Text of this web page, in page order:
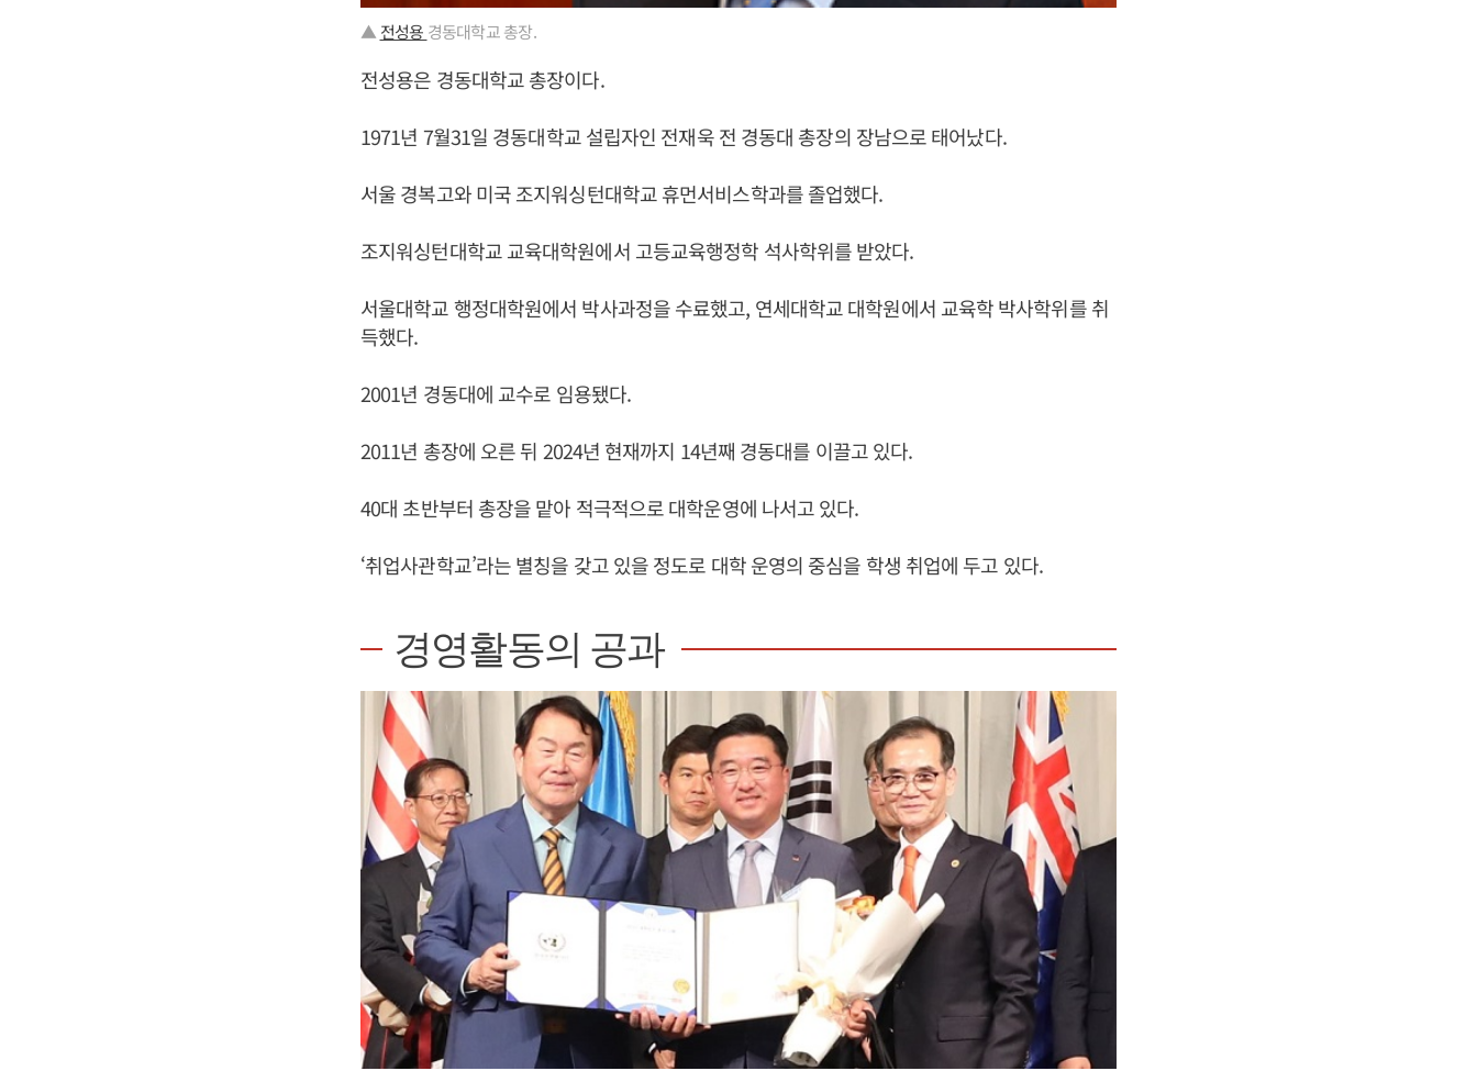
▲ 전성용 경동대학교 총장.
전성용은 경동대학교 총장이다.
1971년 7월31일 경동대학교 설립자인 전재욱 전 경동대 총장의 장남으로 태어났다.
서울 경복고와 미국 조지워싱턴대학교 휴먼서비스학과를 졸업했다.
조지워싱턴대학교 교육대학원에서 고등교육행정학 석사학위를 받았다.
서울대학교 행정대학원에서 박사과정을 수료했고, 연세대학교 대학원에서 교육학 박사학위를 취
득했다.
2001년 경동대에 교수로 임용됐다.
2011년 총장에 오른 뒤 2024년 현재까지 14년째 경동대를 이끌고 있다.
40대 초반부터 총장을 맡아 적극적으로 대학운영에 나서고 있다.
‘취업사관학교’라는 별칭을 갖고 있을 정도로 대학 운영의 중심을 학생 취업에 두고 있다.
경영활동의 공과